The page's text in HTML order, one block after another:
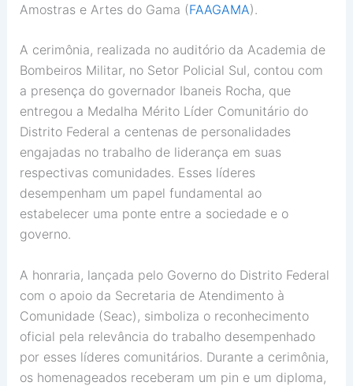
Amostras e Artes do Gama (FAAGAMA).
A cerimônia, realizada no auditório da Academia de
Bombeiros Militar, no Setor Policial Sul, contou com
a presença do governador Ibaneis Rocha, que
entregou a Medalha Mérito Líder Comunitário do
Distrito Federal a centenas de personalidades
engajadas no trabalho de liderança em suas
respectivas comunidades. Esses líderes
desempenham um papel fundamental ao
estabelecer uma ponte entre a sociedade e o
governo.
A honraria, lançada pelo Governo do Distrito Federal
com o apoio da Secretaria de Atendimento à
Comunidade (Seac), simboliza o reconhecimento
oficial pela relevância do trabalho desempenhado
por esses líderes comunitários. Durante a cerimônia,
os homenageados receberam um pin e um diploma,